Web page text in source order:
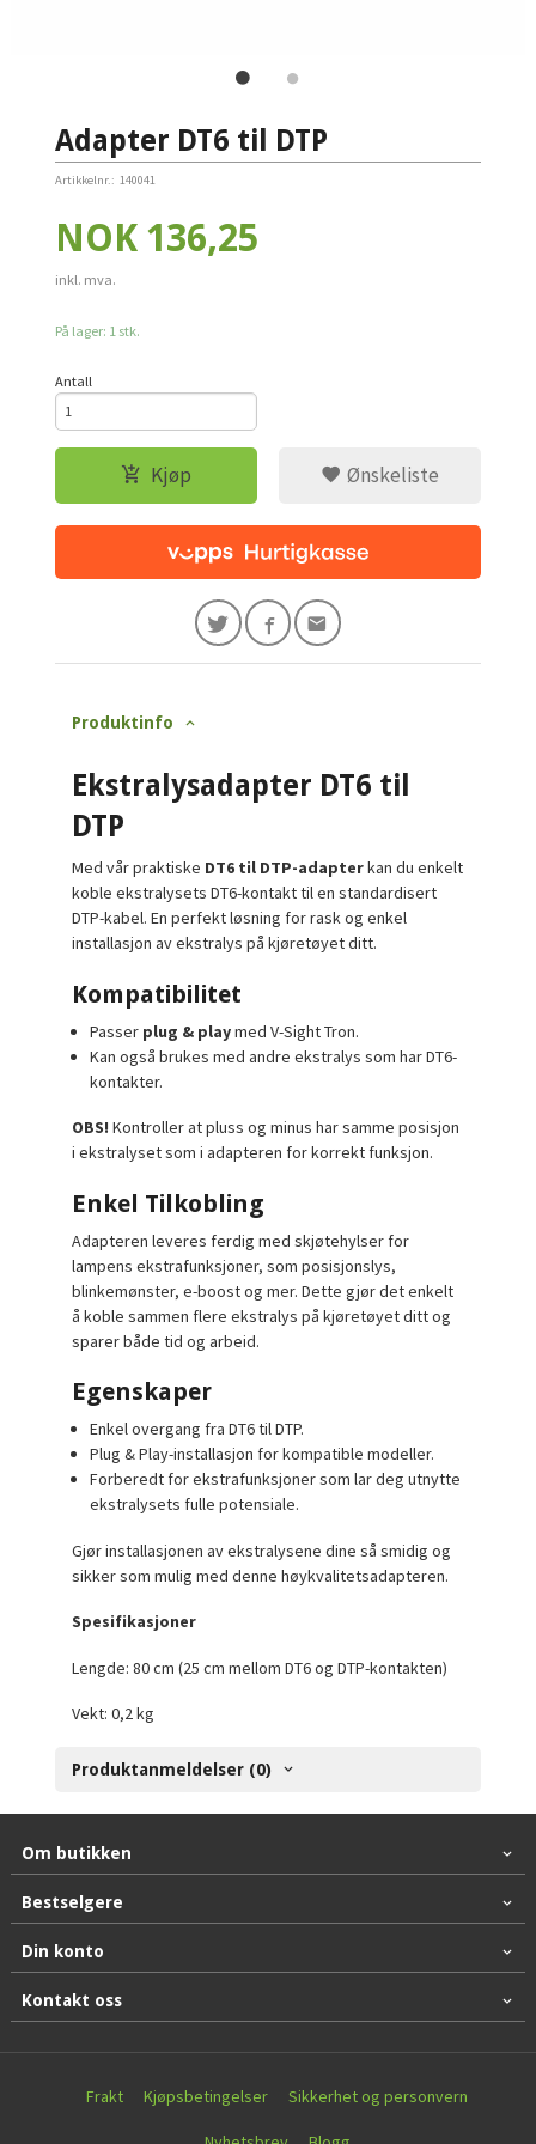
Adapter DT6 til DTP
Artikkelnr.: 140041
Pris
NOK 136,25
inkl. mva.
På lager: 1 stk.
Antall
Kjøp Ønskeliste
Produktinfo
Ekstralysadapter DT6 til
DTP
Med vår praktiske DT6 til DTP-adapterkan du enkelt
koble ekstralysets DT6-kontakt til en standardisert
DTP-kabel. En perfekt løsning for rask og enkel
installasjon av ekstralys på kjøretøyet ditt.
Kompatibilitet
Passer plug & playmed V-Sight Tron.
Kan også brukes med andre ekstralys som har DT6-
kontakter.
OBS! Kontroller at pluss og minus har samme posisjon
i ekstralyset som i adapteren for korrekt funksjon.
Enkel Tilkobling
Adapteren leveres ferdig med skjøtehylser for
lampens ekstrafunksjoner, som posisjonslys,
blinkemønster, e-boost og mer. Dette gjør det enkelt
å koble sammen flere ekstralys på kjøretøyet ditt og
sparer både tid og arbeid.
Egenskaper
Enkel overgang fra DT6 til DTP.
Plug & Play-installasjon for kompatible modeller.
Forberedt for ekstrafunksjoner som lar deg utnytte
ekstralysets fulle potensiale.
Gjør installasjonen av ekstralysene dine så smidig og
sikker som mulig med denne høykvalitetsadapteren.
Spesifikasjoner
Lengde: 80 cm (25 cm mellom DT6 og DTP-kontakten)
Vekt: 0,2 kg
Produktanmeldelser (0)
Om butikken
Bestselgere
Din konto
Kontakt oss
Frakt Kjøpsbetingelser Sikkerhet og personvern